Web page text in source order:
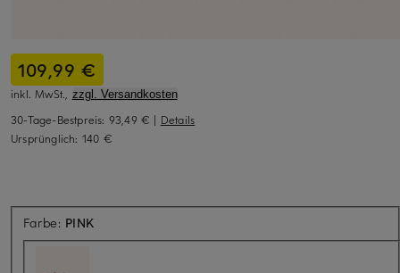
109,99 €
inkl. MwSt., zzgl. Versandkosten
30-Tage-Bestpreis: 93,49 € | Details
Ursprünglich: 140 €
Farbe: PINK